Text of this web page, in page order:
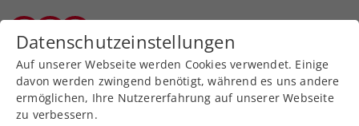
Zurück zur Newsübersicht
Turniere
Datenschutzeinstellungen
Auf unserer Webseite werden Cookies verwendet. Einige
davon werden zwingend benötigt, während es uns andere
ermöglichen, Ihre Nutzererfahrung auf unserer Webseite
zu verbessern.